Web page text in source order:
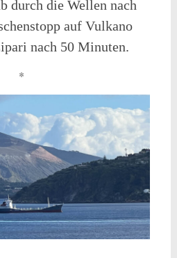
durch die Wellen nach
auf Vulkano
nach 50 Minuten.
*